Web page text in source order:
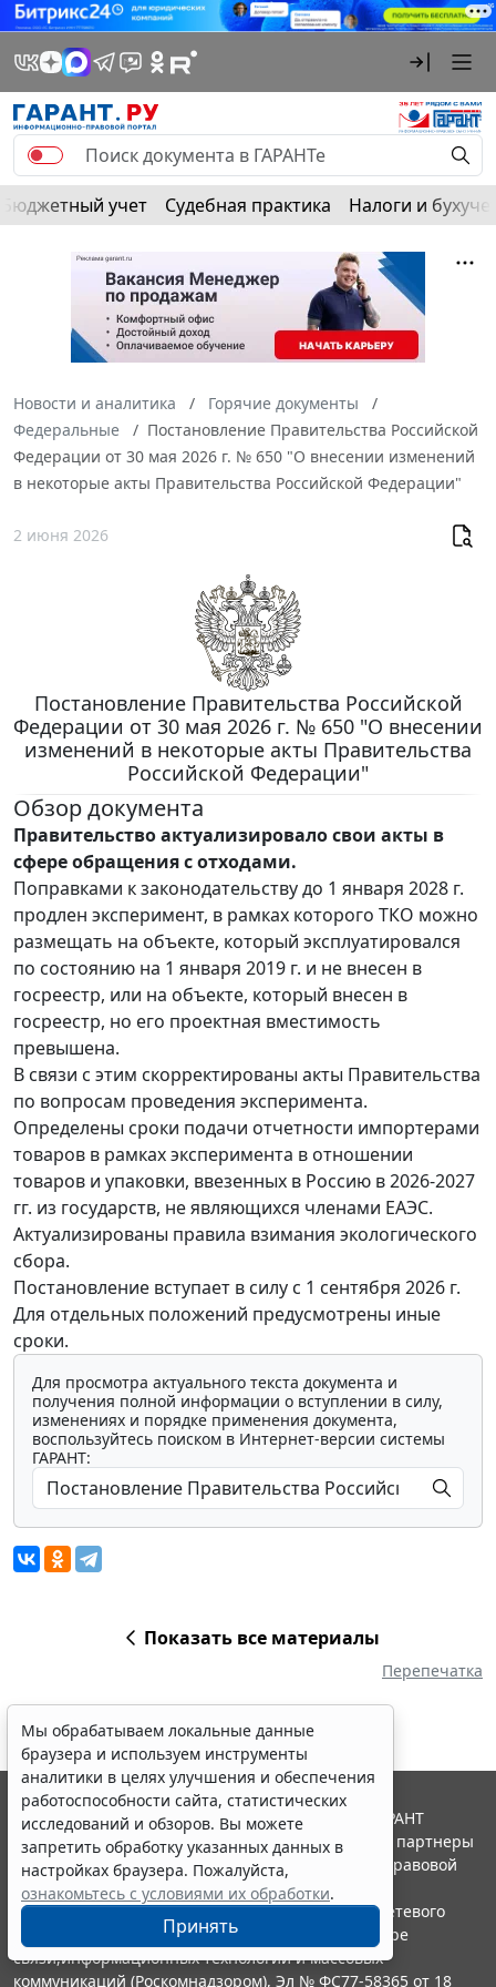
Бюджетный учет Судебная практика Налоги и
Новости и аналитика
Горячие документы
Федеральные
Постановление Правительства Российской
Федерации от 30 мая 2026 г. № 650 "О внесении изменений
в некоторые акты Правительства Российской Федерации"
2 июня 2026
Постановление Правительства Российской
Федерации от 30 мая 2026 г. № 650 "О внесении
изменений в некоторые акты Правительства
Российской Федерации"
Обзор документа
Правительство актуализировало свои акты в
сфере обращения с отходами.
Поправками к законодательству до 1 января 2028 г.
продлен эксперимент, в рамках которого ТКО можно
размещать на объекте, который эксплуатировался
по состоянию на 1 января 2019 г. и не внесен в
госреестр, или на объекте, который внесен в
госреестр, но его проектная вместимость
превышена.
В связи с этим скорректированы акты Правительства
по вопросам проведения эксперимента.
Определены сроки подачи отчетности импортерами
товаров в рамках эксперимента в отношении
товаров и упаковки, ввезенных в Россию в 2026-2027
гг. из государств, не являющихся членами ЕАЭС.
Актуализированы правила взимания экологического
сбора.
Постановление вступает в силу с 1 сентября 2026 г.
Для отдельных положений предусмотрены иные
сроки.
Для просмотра актуального текста документа и
получения полной информации о вступлении в силу,
изменениях и порядке применения документа,
воспользуйтесь поиском в Интернет-версии системы
ГАРАНТ:
Показать все материалы
Перепечатка
Мы обрабатываем локальные данные
браузера и используем инструменты
аналитики в целях улучшения и обеспечения
работоспособности сайта, статистических
исследований и обзоров. Вы можете
запретить обработку указанных данных в
настройках браузера. Пожалуйста,
ознакомьтесь с условиями их обработки.
Принять
© ООО "НПП "ГАРАНТ-СЕРВИС", 2026. Система ГАРАНТ
выпускается с 1990 года. Компания "Гарант" и ее партнеры
являются участниками Российской ассоциации правовой
информации ГАРАНТ.
Портал ГАРАНТ.РУ зарегистрирован в качестве сетевого
издания Федеральной службой по надзору в сфере
связи,информационных технологий и массовых
коммуникаций (Роскомнадзором), Эл № ФС77-58365 от 18